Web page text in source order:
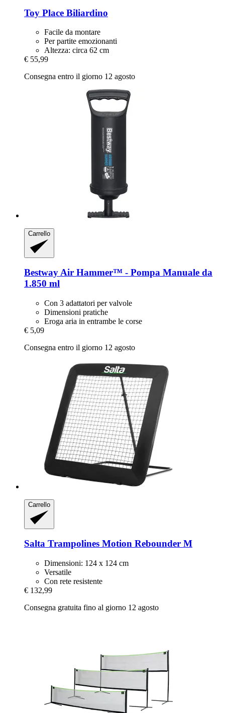
Toy Place Biliardino
Facile da montare
Per partite emozionanti
Altezza: circa 62 cm
€ 55,99
Consegna entro il giorno 12 agosto
Carrello
BestwayAir Hammer™ -​ Pompa Manuale da
1.850 ml
Con 3 adattatori per valvole
Dimensioni pratiche
Eroga aria in entrambe le corse
€ 5,09
Consegna entro il giorno 12 agosto
Carrello
Salta Trampolines Motion Rebounder M
Dimensioni: 124 x 124 cm
Versatile
Con rete resistente
€ 132,99
Consegna gratuita fino al giorno 12 agosto